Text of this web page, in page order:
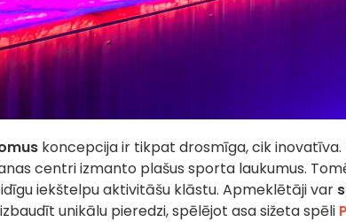
koncepcija ir tikpat drosmīga, cik
centri izmanto plašus sporta laukumus.
iekštelpu aktivitāšu klāstu. Apmeklētāji var
unikālu pieredzi, spēlējot asa sižeta spēli